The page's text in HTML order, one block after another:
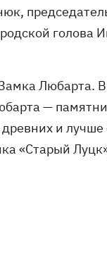
председатель
голова
Любарта.
—
и
«Старый